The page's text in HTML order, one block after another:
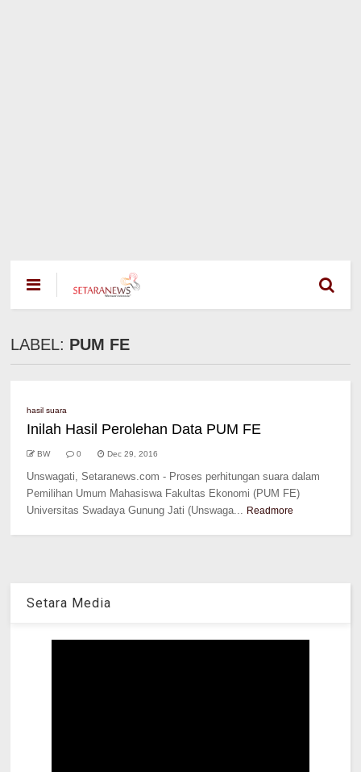
LABEL: PUM FE
hasil suara
Inilah Hasil Perolehan Data PUM FE
BW 0 Dec 29, 2016
Unswagati, Setaranews.com - Proses perhitungan suara dalam
Pemilihan Umum Mahasiswa Fakultas Ekonomi (PUM FE)
Universitas Swadaya Gunung Jati (Unswaga... Readmore
Setara Media